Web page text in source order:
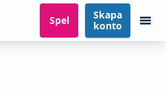
Spel
Skapa
konto